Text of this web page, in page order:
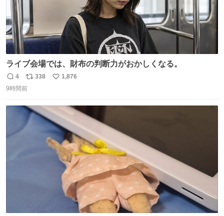
ライブ会場では、財布の判断力がおかしくなる。
返
信
4
リ
ポ
ト
数
338
い
数
1,876
9時間前